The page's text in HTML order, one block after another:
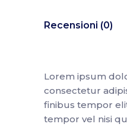
Recensioni (0)
Lorem ipsum
consectetur
finibus tempor
tempor vel nisi